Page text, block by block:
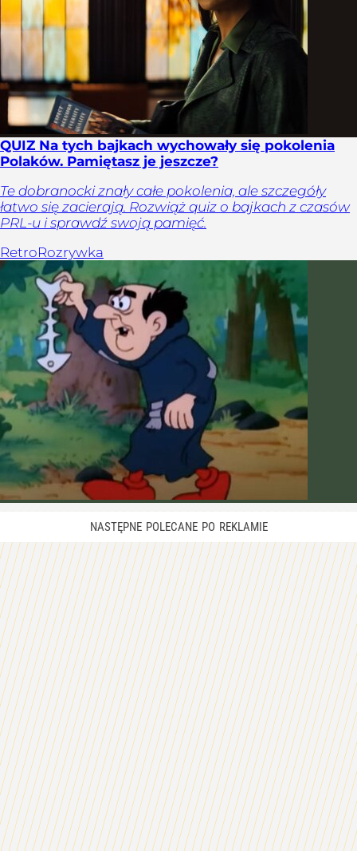
QUIZ Na tych bajkach wychowały się pokolenia
Polaków. Pamiętasz je jeszcze?
Te dobranocki znały całe pokolenia, ale szczegóły
łatwo się zacierają. Rozwiąż quiz o bajkach z czasów
PRL-u i sprawdź swoją pamięć.
RetroRozrywka